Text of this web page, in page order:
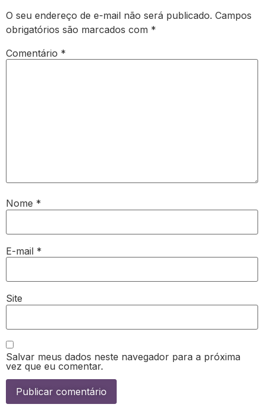
O seu endereço de e-mail não será publicado. Campos
obrigatórios são marcados com *
Comentário *
Nome *
E-mail *
Site
Salvar meus dados neste navegador para a próxima
vez que eu comentar.